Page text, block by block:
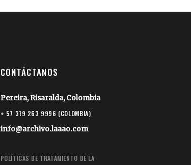
CONTÁCTANOS
Pereira, Risaralda, Colombia
+ 57 319 263 9996 (COLOMBIA)
info@archivo.laaao.com
POLÍTICAS DE TRATAMIENTO DE LA